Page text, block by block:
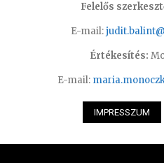
Felelős
E-mail:
Értékesítés:
E-mail:
IMPRESSZUM